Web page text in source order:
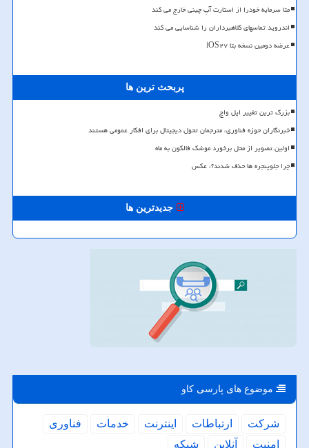
متا سرمایه خودرا از استارت آپ چینی خارج می کند
اندروید تماسهای کلاهبرداران را شناسایی می کند
عرضه دومین نسخه بتا iOS۲۷
پربحث ترین ها
بزرگ ترین تغییر اپل واچ
خبرنگاران حوزه فناوری، مترجمان تحول دیجیتال برای افکار عمومی هستند
اولین تصویر از محل برخورد موشک فالکون به ماه
چرا جلوپنجره ها حذف شدند؟، عکس
جدیدترین ها
موضوع های پارسی كاو
شركت ارتباطات اینترنت خدمات
فناوری
امنیت
آنلاین شبكه